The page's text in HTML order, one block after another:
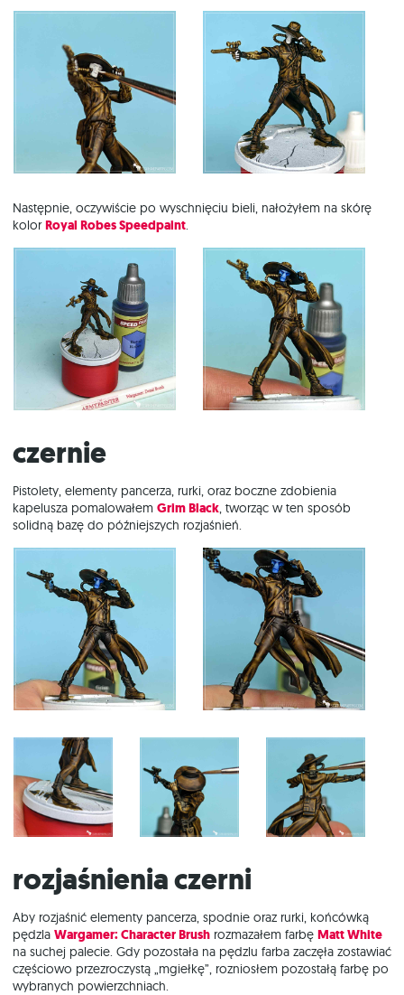
Następnie, oczywiście po wyschnięciu bieli, nałożyłem na skórę
kolorRoyal Robes Speedpaint.
Czernie
Pistolety, elementy pancerza, rurki, oraz boczne zdobienia
kapelusza pomalowałem Grim Black, tworząc w ten sposób
solidną bazę do późniejszych rozjaśnień.
Rozjaśnienia czerni
Aby rozjaśnić elementy pancerza, spodnie oraz rurki, końcówką
pędzla Wargamer: Character Brush rozmazałem farbę Matt White
na suchej palecie. Gdy pozostała na pędzlu farba zaczęła zostawiać
częściowo przezroczystą „mgiełkę”, rozniosłem pozostałą farbę po
wybranych powierzchniach.